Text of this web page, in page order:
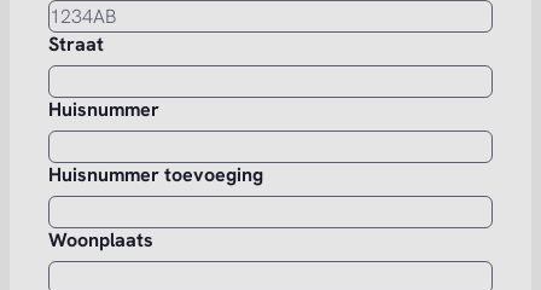
Straat
Huisnummer
Huisnummer toevoeging
Woonplaats